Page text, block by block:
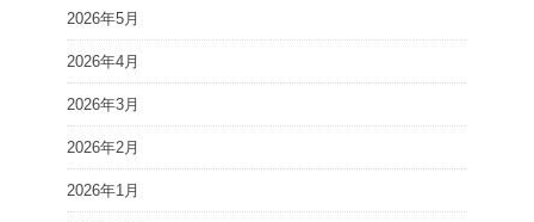
2026年5月
2026年4月
2026年3月
2026年2月
2026年1月